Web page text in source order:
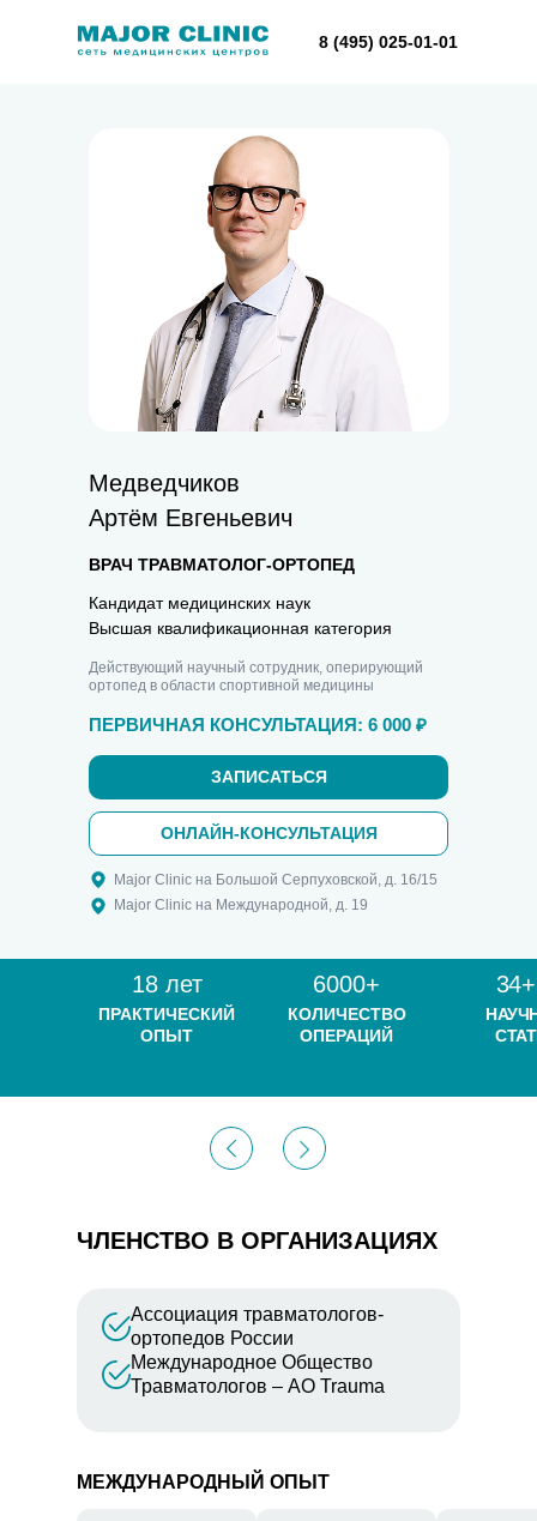
8 (495) 025-01-01
Медведчиков
Артём Евгеньевич
ВРАЧ ТРАВМАТОЛОГ-ОРТОПЕД
Кандидат медицинских наук
Высшая квалификационная категория
Действующий научный сотрудник, оперирующий
ортопед в области спортивной медицины
ПЕРВИЧНАЯ КОНСУЛЬТАЦИЯ: 6 000 ₽
ЗАПИСАТЬСЯ
ОНЛАЙН-КОНСУЛЬТАЦИЯ
Major Clinic на Большой Серпуховской, д. 16/15
Major Clinic на Международной, д. 19
18 лет
ПРАКТИЧЕСКИЙ
ОПЫТ
6000+
КОЛИЧЕСТВО
ОПЕРАЦИЙ
34+
Ассоциация травматологов-
ортопедов России
Международное Общество
Травматологов – AO Trauma
ЧЛЕНСТВО В ОРГАНИЗАЦИЯХ
МЕЖДУНАРОДНЫЙ ОПЫТ